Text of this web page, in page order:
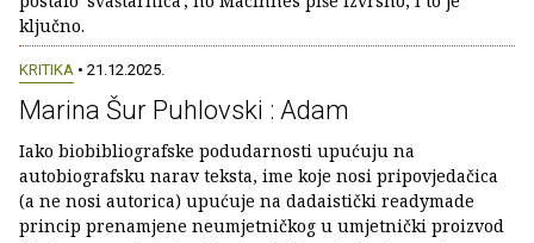
ključno.
KRITIKA • 21.12.2025.
Marina Šur Puhlovski : Adam
Iako biobibliografske podudarnosti upućuju na
autobiografsku narav teksta, ime koje nosi pripovjedačica
(a ne nosi autorica) upućuje na dadaistički readymade
princip prenamjene neumjetničkog u umjetnički proizvod